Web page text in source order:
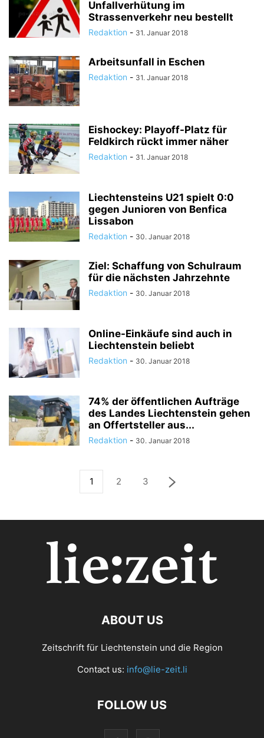
Unfallverhütung im
Strassenverkehr neu bestellt
Redaktion - 31. Januar 2018
Arbeitsunfall in Eschen
Redaktion - 31. Januar 2018
Eishockey: Playoff-Platz für
Feldkirch rückt immer näher
Redaktion - 31. Januar 2018
Liechtensteins U21 spielt 0:0
gegen Junioren von Benfica
Lissabon
Redaktion - 30. Januar 2018
Ziel: Schaffung von Schulraum
für die nächsten Jahrzehnte
Redaktion - 30. Januar 2018
Online-Einkäufe sind auch in
Liechtenstein beliebt
Redaktion - 30. Januar 2018
74% der öffentlichen Aufträge
des Landes Liechtenstein gehen
an Offertsteller aus...
Redaktion - 30. Januar 2018
1 2 3
ABOUT US
Zeitschrift für Liechtenstein und die Region
Contact us: info@lie-zeit.li
FOLLOW US